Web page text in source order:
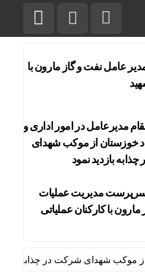
عامل نفت و گاز مارون با
مدیرعامل در امور اداری و
خوزستان از موکب شهدای
بازدید نمود
سرپرست مدیریت عملیات
با کارکنان عملیاتی
شهدای شرکت در چذابه بازدید